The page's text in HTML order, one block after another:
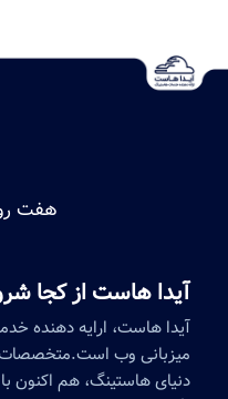
هفت روز
آیدا هاست از کجا
آیدا هاست، ارایه دهنده
میزبانی وب است.متخصصات
دنیای هاستینگ، هم اکنون